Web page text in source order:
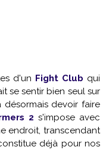
d'un Fight Club qui
se sentir bien seul sur
devoir faire
2 s'impose avec
endroit, transcendant
déjà pour nos